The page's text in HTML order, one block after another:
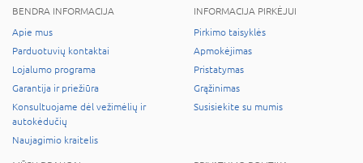
BENDRA INFORMACIJA
Apie mus
Parduotuvių kontaktai
Lojalumo programa
Garantija ir priežiūra
Konsultuojame dėl vežimėlių ir
autokėdučių
Naujagimio kraitelis
INFORMACIJA PIRKĖJUI
Pirkimo taisyklės
Apmokėjimas
Pristatymas
Grąžinimas
Susisiekite su mumis